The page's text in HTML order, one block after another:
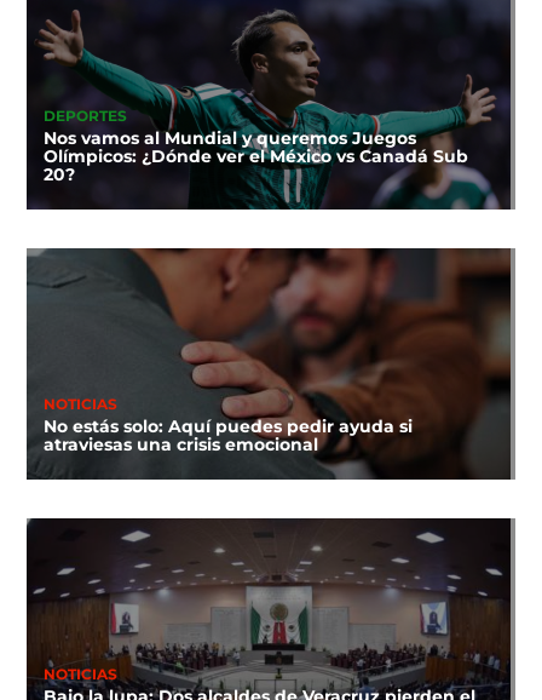
DEPORTES
Nos vamos al Mundial y queremos Juegos
Olímpicos: ¿Dónde ver el México vs Canadá Sub
20?
NOTICIAS
No estás solo: Aquí puedes pedir ayuda si
atraviesas una crisis emocional
NOTICIAS